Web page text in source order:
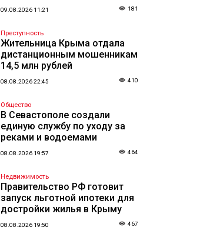
09.08.2026 11:21 181
Преступность
Жительница Крыма отдала
дистанционным мошенникам
14,5 млн рублей
08.08.2026 22:45 410
Общество
В Севастополе создали
единую службу по уходу за
реками и водоемами
08.08.2026 19:57 464
Недвижимость
Правительство РФ готовит
запуск льготной ипотеки для
достройки жилья в Крыму
08.08.2026 19:50 467